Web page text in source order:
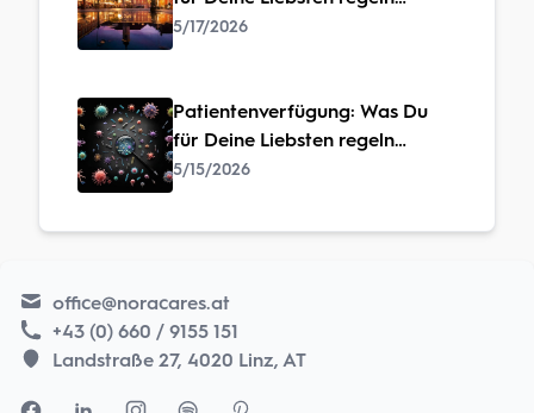
solltest – bevor es zu spät ist
5/17/2026
Patientenverfügung: Was Du
für Deine Liebsten regeln
solltest – bevor es zu spät ist
5/15/2026
office@noracares.at
+43 (0) 660 / 9155 151
Landstraße 27, 4020 Linz, AT